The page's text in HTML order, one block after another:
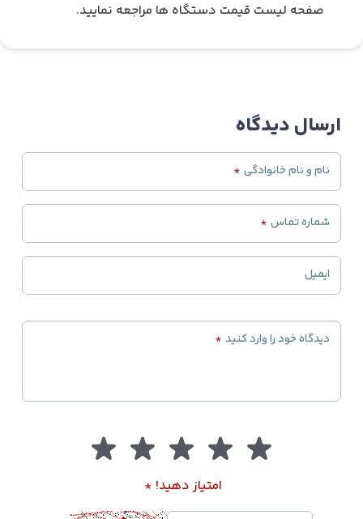
صفحه لیست قیمت دستگاه ها مراجعه نمایید.
ارسال دیدگاه
نام و نام خانوادگی *
شماره تماس *
ایمیل
دیدگاه خود را وارد کنید *
امتیاز دهید! *